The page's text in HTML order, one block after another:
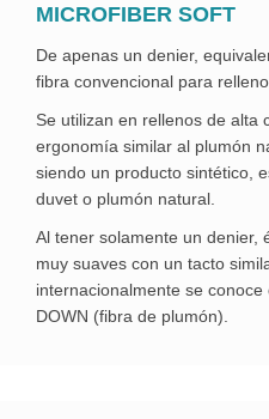
MICROFIBER SOFT
De apenas un denier,
fibra convencional para
Se utilizan en rellenos de alta
ergonomía similar al plumón
siendo un producto sintético,
duvet o plumón natural.
Al tener solamente un denier,
muy suaves con un tacto
internacionalmente se
DOWN (fibra de plumón).